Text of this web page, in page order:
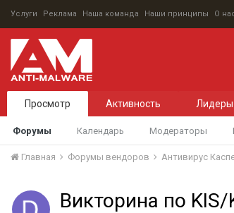
Услуги Реклама Наша команда Наши принципы О
Просмотр
Форумы Календарь Модераторы
Активность
Главная Форумы вендоров Антивирус
Викторина по KIS/